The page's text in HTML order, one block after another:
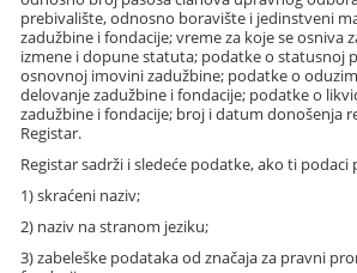
prebivalište, odnosno boravište i jedinstveni
zadužbine i fondacije; vreme za koje se osniva
izmene i dopune statuta; podatke o statusnoj
osnovnoj imovini zadužbine; podatke o
delovanje zadužbine i fondacije; podatke o
zadužbine i fondacije; broj i datum donošenja
Registar.
Registar sadrži i sledeće podatke, ako ti podaci
1) skraćeni naziv;
2) naziv na stranom jeziku;
3) zabeleške podataka od značaja za pravni